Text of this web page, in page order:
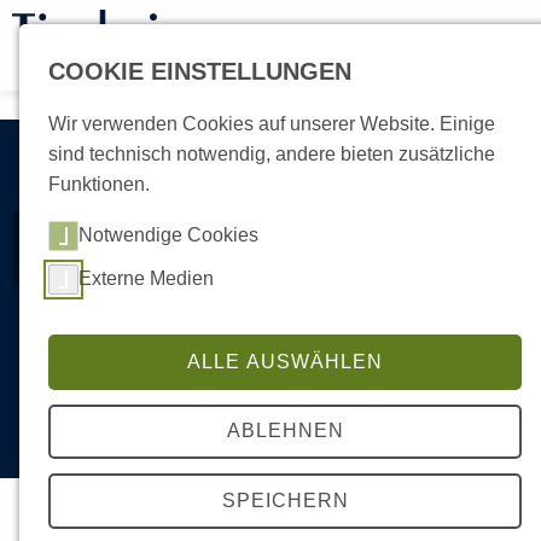
Tiere des Monats August
2026
Unsere scheuen Katzen brauchen Ihre Hilfe! Suchen
Mehr erfahren
Tiere suchen ein
COOKIE EINSTELLUNGEN
Wir verwenden Cookies auf unserer Website. Einige
sind technisch notwendig, andere bieten zusätzliche
Funktionen.
Notwendige Cookies
Externe Medien
ALLE AUSWÄHLEN
ABLEHNEN
SPEICHERN